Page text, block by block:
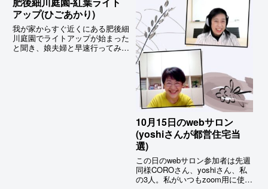
アップ(ひごあかり)
我が家からすぐ近くにある肥後細
川庭園でライトアップが始まった
と聞き、娘夫婦と早速行ってみる
10月15日のwebサロン
(yoshiさんが都営住宅当
選)
この日のwebサロン参加者は先週
同様COROさん、yoshiさん、私
の3人。私がいつもzoom用に使っ